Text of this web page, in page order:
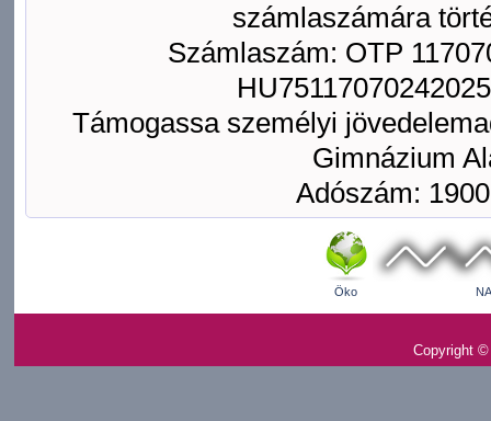
számlaszámára
Számlaszám: OTP
Támogassa személyi
Gimnázium
Adószám:
Öko
Copyright